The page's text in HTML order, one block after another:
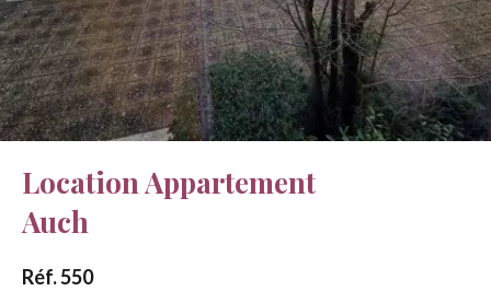
Location Appartement
Auch
Réf. 550